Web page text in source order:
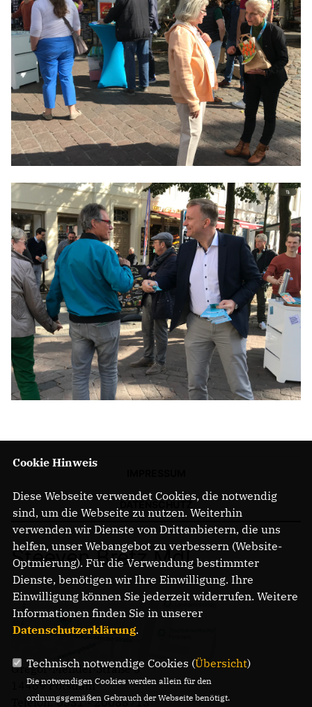
Steeven Bretz MdL
Gregor-Mendel-Straße 3
14469 Potsdam
Telefon: 0331 - 20085713
Cookie Hinweis
Diese Webseite verwendet Cookies, die notwendig
sind, um die Webseite zu nutzen. Weiterhin
verwenden wir Dienste von Drittanbietern, die uns
helfen, unser Webangebot zu verbessern (Website-
Optmierung). Für die Verwendung bestimmter
Dienste, benötigen wir Ihre Einwilligung. Ihre
Einwilligung können Sie jederzeit widerrufen. Weitere
Informationen finden Sie in unserer
Datenschutzerklärung.
Technisch notwendige Cookies (Übersicht)
Die notwendigen Cookies werden allein für den
ordnungsgemäßen Gebrauch der Webseite benötigt.